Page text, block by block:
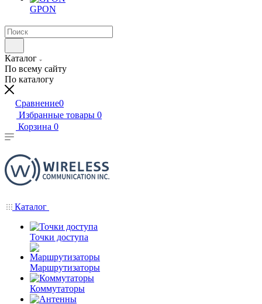
GPON
Каталог
По всему сайту
По каталогу
Сравнение0
Избранные товары 0
Корзина 0
Каталог
Точки доступа
Маршрутизаторы
Коммутаторы